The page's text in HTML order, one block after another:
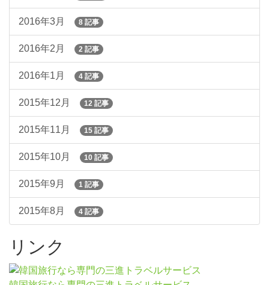
2016年3月 8 記事
2016年2月 2 記事
2016年1月 4 記事
2015年12月 12 記事
2015年11月 15 記事
2015年10月 10 記事
2015年9月 1 記事
2015年8月 4 記事
リンク